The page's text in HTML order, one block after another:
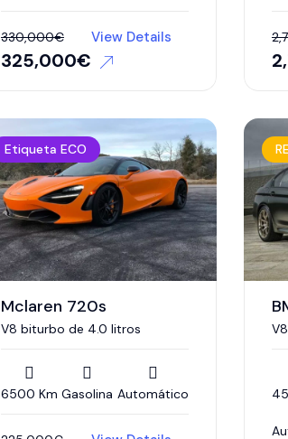
330,000€
325,000€
View Details
Etiqueta ECO
Mclaren 720s
V8 biturbo de 4.0 litros
6500 Km Gasolina Automático